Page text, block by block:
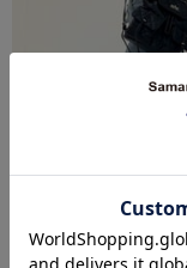
2026.08.09